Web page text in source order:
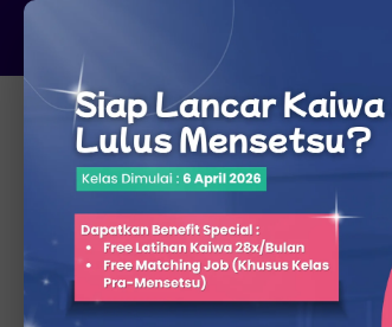
Pare, Kediri - Jawa Timur